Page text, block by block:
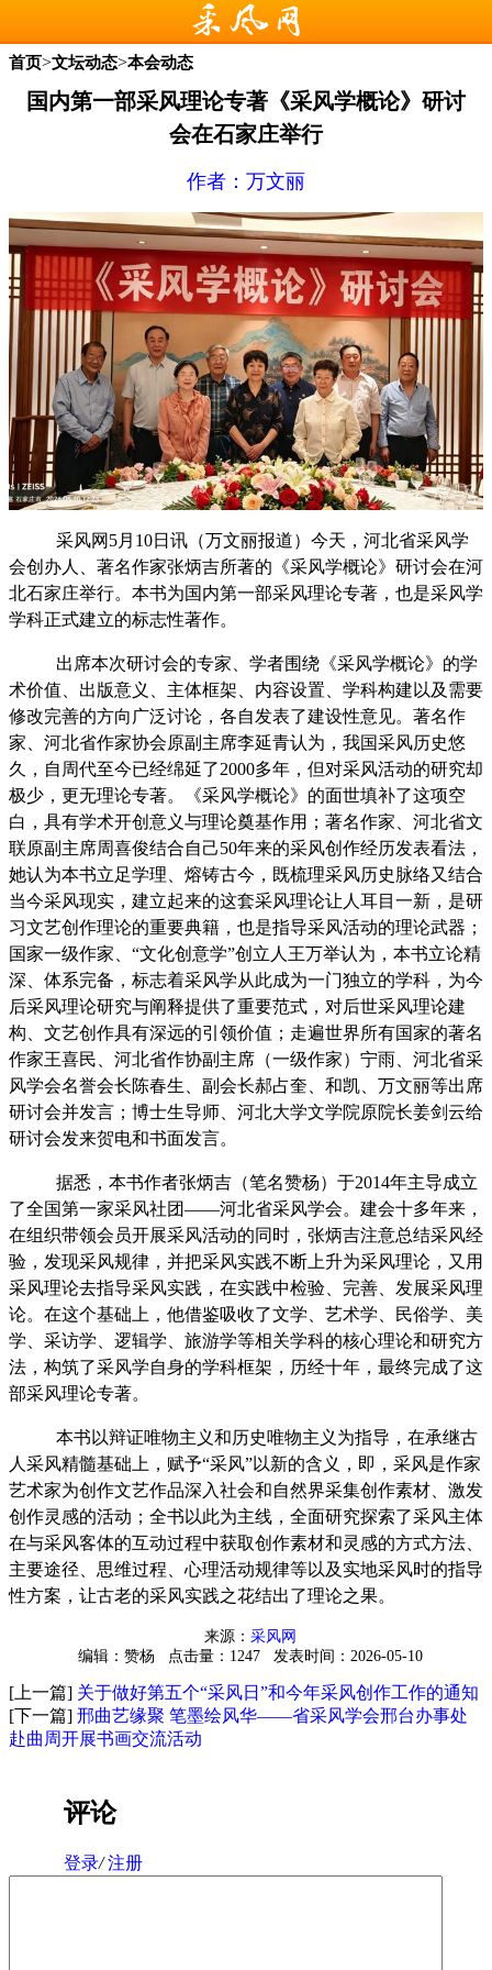
首页>文坛动态>本会动态
国内第一部采风理论专著《采风学概论》研讨
会在石家庄举行
作者：万文丽
采风网 5月 10日 讯（万文丽报道）今天，河北省采风学
会创办人、著名作家张炳吉所著的《采风学概论》研讨会在河
北石家庄举行。本书为国内第一部采风理论专著，也是采风学
学科正式建立的标志性著作。
出席本次研讨会的专家、学者围绕《采风学概论》的学
术价值、出版意义、主体框架、内容设置、学科构建以及需要
修改完善的方向广泛讨论，各自发表了建设性意见。著名作
家、河北省作家协会原副主席李延青认为，我国采风历史悠
久， 自周代至今已经绵延了2000多年，但对采风活动的研究却
极少，更无理论专著。《采风学概论》的面世填补了这项空
白， 具有学术开创意义与理论奠基作用；著名作家、河北省文
联原副主席周喜俊结合自己50年来的采风创作经历发表看法，
她认为本书立足学理、熔铸古今，既梳理采风历史脉络又结合
当今采风现实，建立起来的这套采风理论让人耳目一新，是研
习文艺创作理论的重要典籍，也是指导采风活动的理论武器；
国家一级作家、“文化创意学”创立人王万举认为，本书立论精
深、体系完备，标志着采风学从此成为一门独立的学科，为今
后采风理论研究与阐释提供了重要范式，对后世采风理论建
构、文艺创作具有深远的引领价值；走遍世界所有国家的著名
作家王喜民、河北省作协副主席（一级作家）宁雨、河北省采
风学会名誉会长陈春生、副会长郝占奎、和凯、万文丽等出席
研讨会并发言；博士生导师、河北大学文学院原院长姜剑云给
研讨会发来贺电和书面发言。
据悉，本书作者张炳吉（笔名赞杨）于2014年主导成立
了全国第一家采风社团——河北省采风学会。建会十多年来，
在组织带领会员开展采风活动的同时，张炳吉注意总结采风经
验，发现采风规律，并把采风实践不断上升为采风理论，又用
采风理论去指导采风实践，在实践中检验、完善、发展采风理
论。在这个基础上，他借鉴吸收了文学、艺术学、民俗学、美
学、采访学、逻辑学、旅游学等相关学科的核心理论和研究方
法，构筑了采风学自身的学科框架，历经十年，最终完成了这
部采风理论专著。
本书以辩证唯物主义和历史唯物主义为指导， 在承继古
人采风精髓基础上，赋予“采风”以新的含义，即，采风是作家
艺术家为创作文艺作品深入社会和自然界采集创作素材、激发
创作灵感的活动；全书以此为主线，全面研究探索了采风主体
在与采风客体的互动过程中获取创作素材和灵感的方式方法、
主要途径、思维过程、心理活动规律等以及实地采风时的指导
性方案，让古老的采风实践之花结出了理论之果。
来源： 采风网
编辑：赞杨
点击量：1247 发表时间：2026-05-10
[上一篇] 关于做好第五个“采风日”和今年采风创作工作的通知
[下一篇] 邢曲艺缘聚 笔墨绘风华——省采风学会邢台办事处
赴曲周开展书画交流活动
评论
登录/ 注册